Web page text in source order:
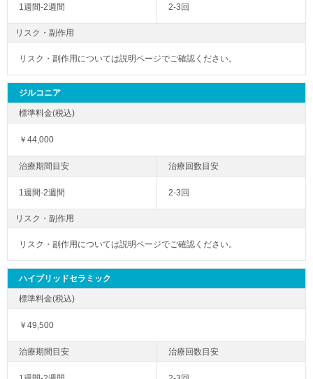
1週間-2週間 2-3回
リスク・副作用
リスク・副作用については説明ページでご確認ください。
ジルコニア
￥44,000
1週間-2週間 2-3回
リスク・副作用
リスク・副作用については説明ページでご確認ください。
ハイブリッドセラミック
￥49,500